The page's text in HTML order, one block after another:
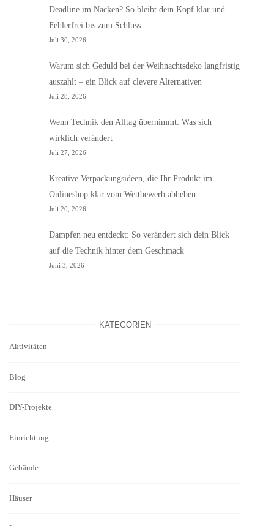
Deadline im Nacken? So bleibt dein Kopf klar und
Fehlerfrei bis zum Schluss
Juli 30, 2026
Warum sich Geduld bei der Weihnachtsdeko langfristig
auszahlt – ein Blick auf clevere Alternativen
Juli 28, 2026
Wenn Technik den Alltag übernimmt: Was sich
wirklich verändert
Juli 27, 2026
Kreative Verpackungsideen, die Ihr Produkt im
Onlineshop klar vom Wettbewerb abheben
Juli 20, 2026
Dampfen neu entdeckt: So verändert sich dein Blick
auf die Technik hinter dem Geschmack
Juni 3, 2026
KATEGORIEN
Aktivitäten
Blog
DIY-Projekte
Einrichtung
Gebäude
Häuser